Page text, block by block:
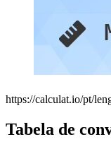
https://calculat.io/pt/
Tabela de